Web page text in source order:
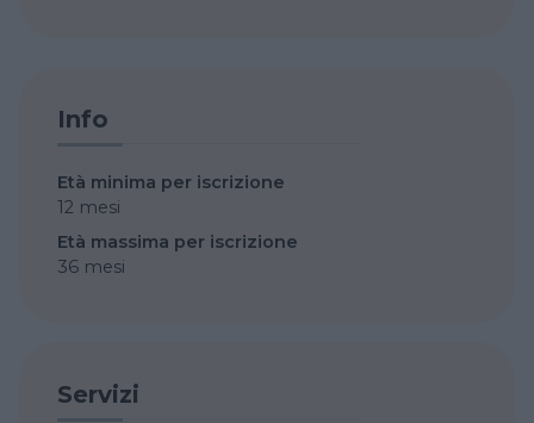
Info
Età minima per iscrizione
12 mesi
Età massima per iscrizione
36 mesi
Servizi